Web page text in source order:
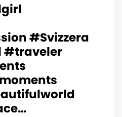
#Svizzera
#traveler